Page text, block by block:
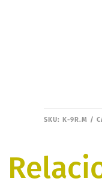
SKU: K-9R.M